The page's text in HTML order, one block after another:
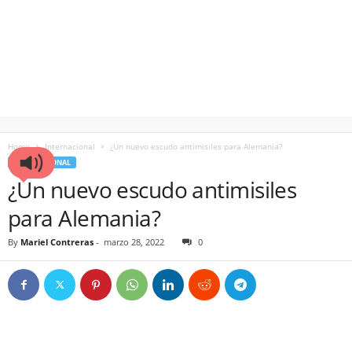
Home Internacional ¿Un nuevo escudo antimisiles para Alemania?
INTERNACIONAL
¿Un nuevo escudo antimisiles
para Alemania?
By Mariel Contreras - marzo 28, 2022 0